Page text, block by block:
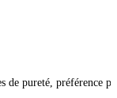
de pureté, préférence